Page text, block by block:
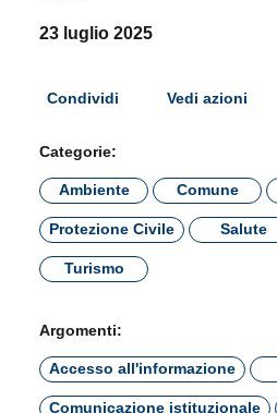
23 luglio 2025
Condividi Vedi azioni
Categorie:
Ambiente Comune
Protezione Civile Salute
Turismo
Argomenti:
Accesso all'informazione
Comunicazione istituzionale